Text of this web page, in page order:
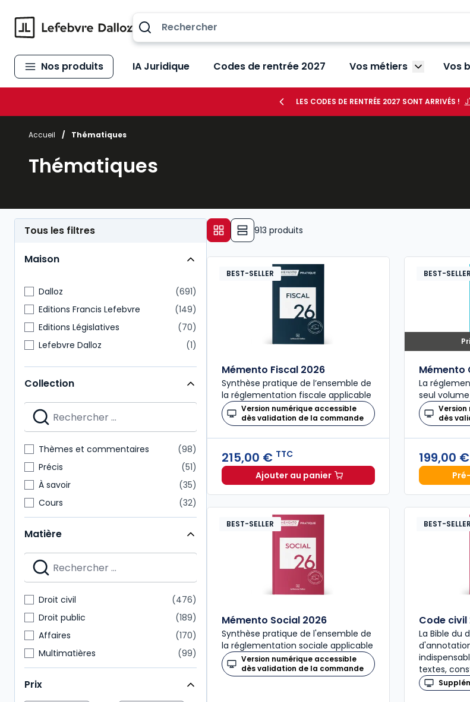
Nos produits IA Juridique Codes de rentrée 2027 Vos métiers Afficher le
Vos
LES CODES DE RENTRÉE 2027 SONT ARRIVÉS !
Accueil / Thématiques
Thématiques
Tous les filtres
Maison
Dalloz
691
Editions Francis Lefebvre
149
Editions Législatives
70
Lefebvre Dalloz
1
Collection
Thèmes et commentaires
98
Précis
51
À savoir
35
Cours
32
Codes Dalloz Professionnels
29
Mémentos
28
Nouvelle Bibliothèque de Thèses
28
Dalloz Action
Matière
Droit civil
476
Droit public
189
Affaires
170
Multimatières
99
Social
99
Sciences politiques et sociales
98
Prix
913 produits
BEST-SELLER
Mémento Fiscal 2026
Synthèse pratique de l’ensemble de
la réglementation fiscale applicable
Version numérique accessible
dès validation de la commande
215,00 € TTC
Ajouter au panierMémento Fiscal 2026 à 215,00 € TTC
BEST-SELLER
Mémento
La
seul volume
Version
dès
199,00 €
BEST-SELLER
Mémento Social 2026
Synthèse pratique de l'ensemble de
la réglementation sociale applicable
Version numérique accessible
dès validation de la commande
BEST-SELLER
Code
La Bible du
textes,